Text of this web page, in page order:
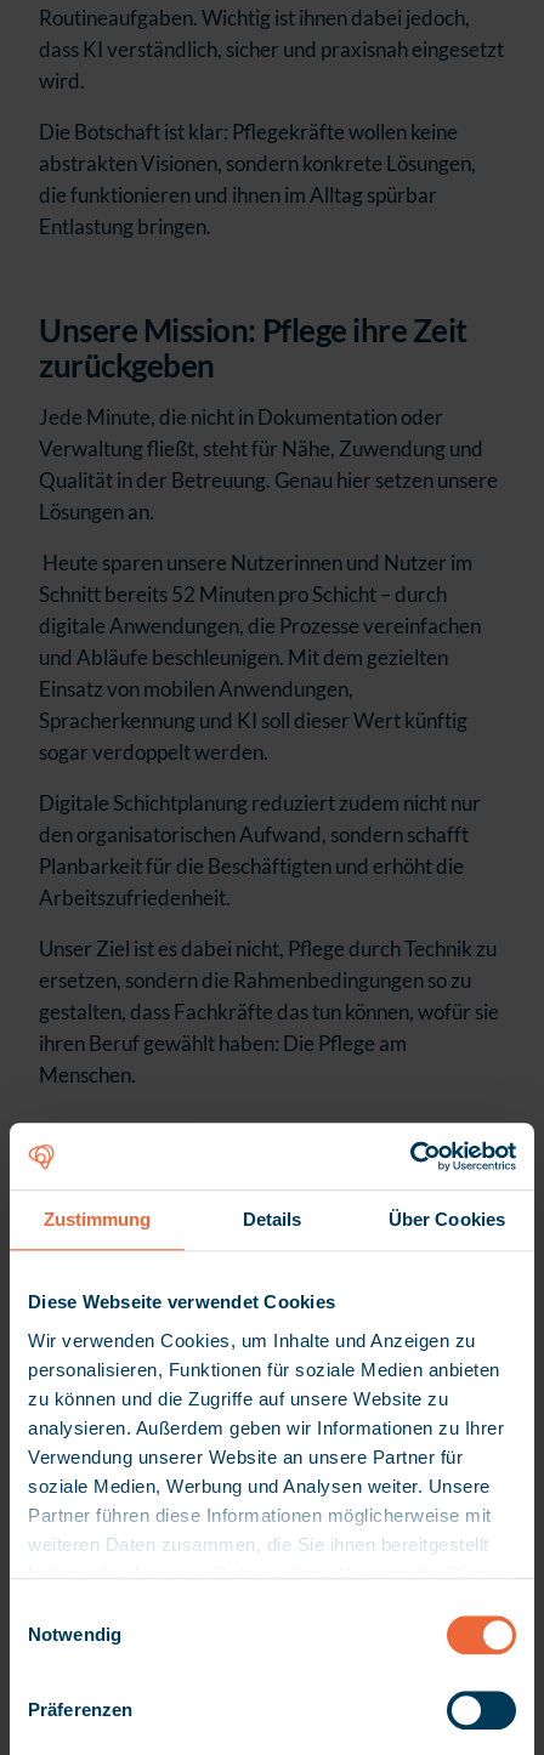
Zustimmung Details Über Cookies
Diese Webseite verwendet Cookies
Wir verwenden Cookies, um Inhalte und Anzeigen zu
personalisieren, Funktionen für soziale Medien anbieten
zu können und die Zugriffe auf unsere Website zu
analysieren. Außerdem geben wir Informationen zu Ihrer
Verwendung unserer Website an unsere Partner für
soziale Medien, Werbung und Analysen weiter. Unsere
Partner führen diese Informationen möglicherweise mit
weiteren Daten zusammen, die Sie ihnen bereitgestellt
bitten wir Sie hiermit um Ihre Erlaubnis, die folgenden
Technologien verwenden zu dürfen. Sie können Ihre
Einwilligung später jederzeit ändern / widerrufen, indem
Sie auf die Einstellungen in der linken unteren Ecke der
Notwendig
Präferenzen
Routineaufgaben. Wichtig ist ihnen dabei jedoch,
dass KI verständlich, sicher und praxisnah eingesetzt
wird.
Die Botschaft ist klar: Pflegekräfte wollen keine
abstrakten Visionen, sondernkonkrete Lösungen,
die funktionieren und ihnen im Alltag spürbar
Entlastung bringen.
Unsere Mission: Pflege ihre Zeit
zurückgeben
Jede Minute, die nicht in Dokumentation oder
Verwaltung fließt, steht für Nähe, Zuwendung und
Qualität in der Betreuung. Genau hier setzen unsere
Lösungen an.
Heute sparen unsere Nutzerinnen und Nutzer im
Schnitt bereits 52 Minuten pro Schicht – durch
digitale Anwendungen, die Prozesse vereinfachen
und Abläufe beschleunigen. Mit dem gezielten
Einsatz von mobilen Anwendungen,
Spracherkennung und KI soll dieser Wert künftig
sogar verdoppelt werden.
Digitale Schichtplanung reduziert zudem nicht nur
den organisatorischen Aufwand, sondern schafft
Planbarkeit für die Beschäftigten und erhöht die
Arbeitszufriedenheit.
Unser Ziel ist es dabei nicht, Pflege durch Technik zu
ersetzen, sondern die Rahmenbedingungen so zu
gestalten, dass Fachkräfte das tun können, wofür sie
ihren Beruf gewählt haben: Die Pflege am
Menschen.
Sie möchten es genauer wissen?
Soziales 2025" herunter – mit
exklusiven Einblicken aus sieben
europäischen Ländern!
Die Trendstudie macht deutlich: Digitale Lösungen
Fachkräfte, sie einzusetzen, ist groß. Jetzt gilt es,